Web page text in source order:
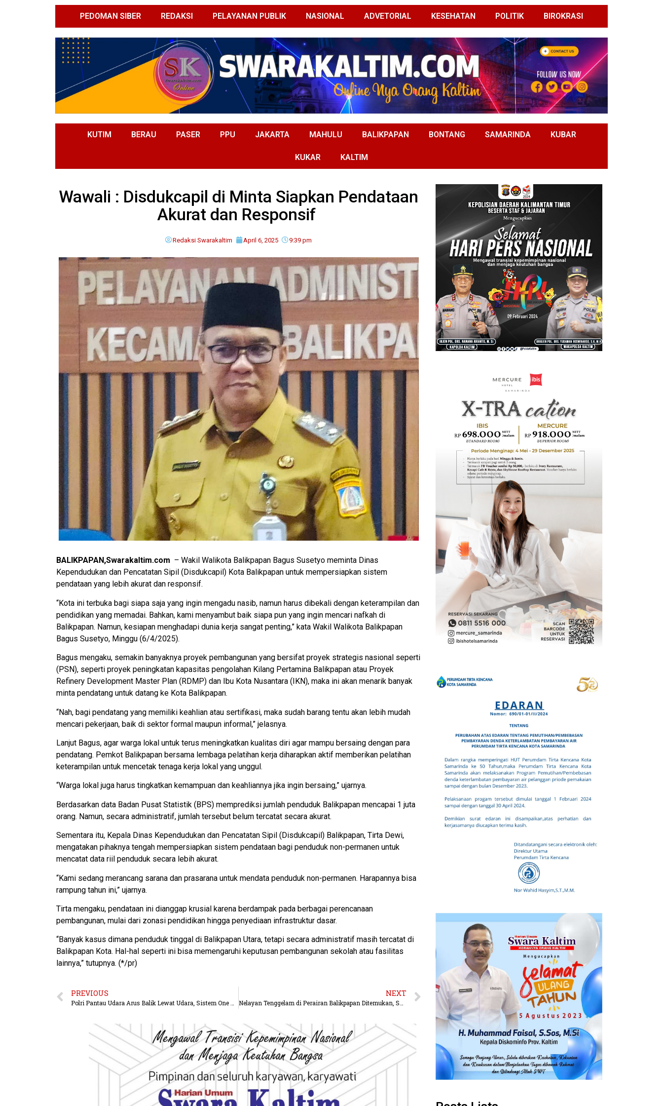
PEDOMAN SIBER REDAKSI PELAYANAN PUBLIK NASIONAL ADVETORIAL KESEHATAN POLITIK BIROKRASI
KUTIM BERAU PASER PPU JAKARTA MAHULU BALIKPAPAN BONTANG SAMARINDA KUBAR
KUKAR KALTIM
Wawali : Disdukcapil di Minta Siapkan Pendataan
Akurat dan Responsif
Redaksi Swarakaltim April 6, 2025 9:39 pm
BALIKPAPAN,Swarakaltim.com – Wakil Walikota Balikpapan Bagus Susetyo meminta Dinas
Kependudukan dan Pencatatan Sipil (Disdukcapil) Kota Balikpapan untuk mempersiapkan sistem
pendataan yang lebih akurat dan responsif.
“Kota ini terbuka bagi siapa saja yang ingin mengadu nasib, namun harus dibekali dengan keterampilan dan
pendidikan yang memadai. Bahkan, kami menyambut baik siapa pun yang ingin mencari nafkah di
Balikpapan. Namun, kesiapan menghadapi dunia kerja sangat penting,” kata Wakil Walikota Balikpapan
Bagus Susetyo, Minggu (6/4/2025).
Bagus mengaku, semakin banyaknya proyek pembangunan yang bersifat proyek strategis nasional seperti
(PSN), seperti proyek peningkatan kapasitas pengolahan Kilang Pertamina Balikpapan atau Proyek
Refinery Development Master Plan (RDMP) dan Ibu Kota Nusantara (IKN), maka ini akan menarik banyak
minta pendatang untuk datang ke Kota Balikpapan.
“Nah, bagi pendatang yang memiliki keahlian atau sertifikasi, maka sudah barang tentu akan lebih mudah
mencari pekerjaan, baik di sektor formal maupun informal,” jelasnya.
Lanjut Bagus, agar warga lokal untuk terus meningkatkan kualitas diri agar mampu bersaing dengan para
pendatang. Pemkot Balikpapan bersama lembaga pelatihan kerja diharapkan aktif memberikan pelatihan
keterampilan untuk mencetak tenaga kerja lokal yang unggul.
“Warga lokal juga harus tingkatkan kemampuan dan keahliannya jika ingin bersaing,” ujarnya.
Berdasarkan data Badan Pusat Statistik (BPS) memprediksi jumlah penduduk Balikpapan mencapai 1 juta
orang. Namun, secara administratif, jumlah tersebut belum tercatat secara akurat.
Sementara itu, Kepala Dinas Kependudukan dan Pencatatan Sipil (Disdukcapil) Balikpapan, Tirta Dewi,
mengatakan pihaknya tengah mempersiapkan sistem pendataan bagi penduduk non-permanen untuk
mencatat data riil penduduk secara lebih akurat.
“Kami sedang merancang sarana dan prasarana untuk mendata penduduk non-permanen. Harapannya bisa
rampung tahun ini,” ujarnya.
Tirta mengaku, pendataan ini dianggap krusial karena berdampak pada berbagai perencanaan
pembangunan, mulai dari zonasi pendidikan hingga penyediaan infrastruktur dasar.
“Banyak kasus dimana penduduk tinggal di Balikpapan Utara, tetapi secara administratif masih tercatat di
Balikpapan Kota. Hal-hal seperti ini bisa memengaruhi keputusan pembangunan sekolah atau fasilitas
lainnya,” tutupnya. (*/pr)
PREVIOUS NEXT